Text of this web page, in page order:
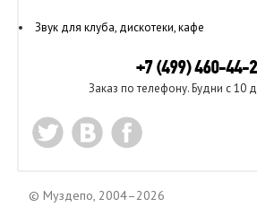
Звук для клуба, дискотеки, кафе
+7 (499) 460-44-
Заказ по телефону. Будни с 10
© Муздепо, 2004–2026